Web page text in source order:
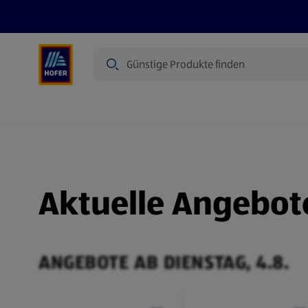
Aktuelle
ANGEBOTE AB DIENSTAG, 4.8.